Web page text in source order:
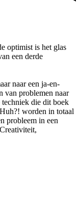
optimist is het glas
een derde
naar een ja-en-
van problemen naar
die dit boek
worden in totaal
probleem in een